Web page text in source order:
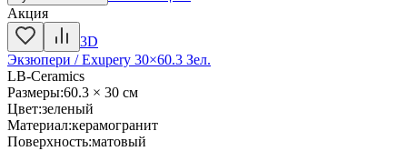
Акция
3D
Экзюпери / Exupery 30×60.3 Зел.
LB-Ceramics
Размеры:60.3 × 30 см
Цвет:зеленый
Материал:керамогранит
Поверхность:матовый